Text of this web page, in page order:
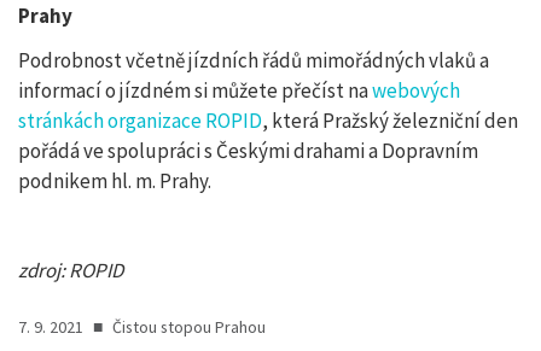
Prahy
Podrobnost včetně jízdních řádů mimořádných vlaků a
informací o jízdném si můžete přečíst nawebových
stránkách organizace ROPID, která Pražský železniční den
pořádá ve spolupráci s Českými drahami a Dopravním
podnikem hl. m. Prahy.
zdroj: ROPID
7. 9. 2021 ■ Čistou stopou Prahou